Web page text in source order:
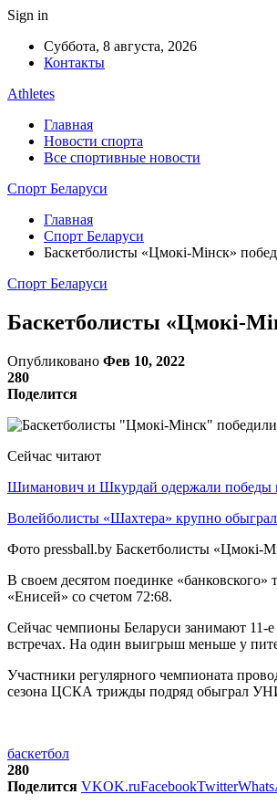
Sign in
Суббота, 8 августа, 2026
Контакты
Athletes
Главная
Новости спорта
Все спортивные новости
Спорт Беларуси
Главная
Спорт Беларуси
Баскетболисты «Цмокi-Мiнск»
Спорт Беларуси
Баскетболисты «Цмокi-
Опубликовано Фев 10, 2022
280
Поделится
Сейчас читают
Шиманович и Шкурдай одержали победы
Волейболисты «Шахтера» крупно
Фото pressball.by Баскетболисты «Цмокi-
В своем десятом поединке
«Енисей» со счетом 72:68.
Сейчас чемпионы Беларуси занимают 11-
встречах. На один выигрыш меньше у
Участники регулярного чемпионата
сезона ЦСКА трижды подряд обыграл
баскетбол
280
Поделится VKOK.ruFacebookTwitter